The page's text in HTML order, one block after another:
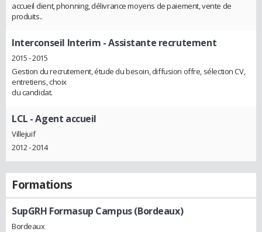
accueil client, phonning, délivrance moyens de paiement, vente de
produits..
Interconseil Interim - Assistante recrutement
2015 - 2015
Gestion du recrutement, étude du besoin, diffusion offre, sélection CV,
entretiens, choix
du candidat.
LCL - Agent accueil
Villejuif
2012 - 2014
Formations
SupGRH Formasup Campus (Bordeaux)
Bordeaux